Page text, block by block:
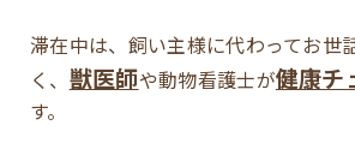
滞在中は、飼い主様に代わってお世
く、 獣医師や動物看護士が健康チ
す。